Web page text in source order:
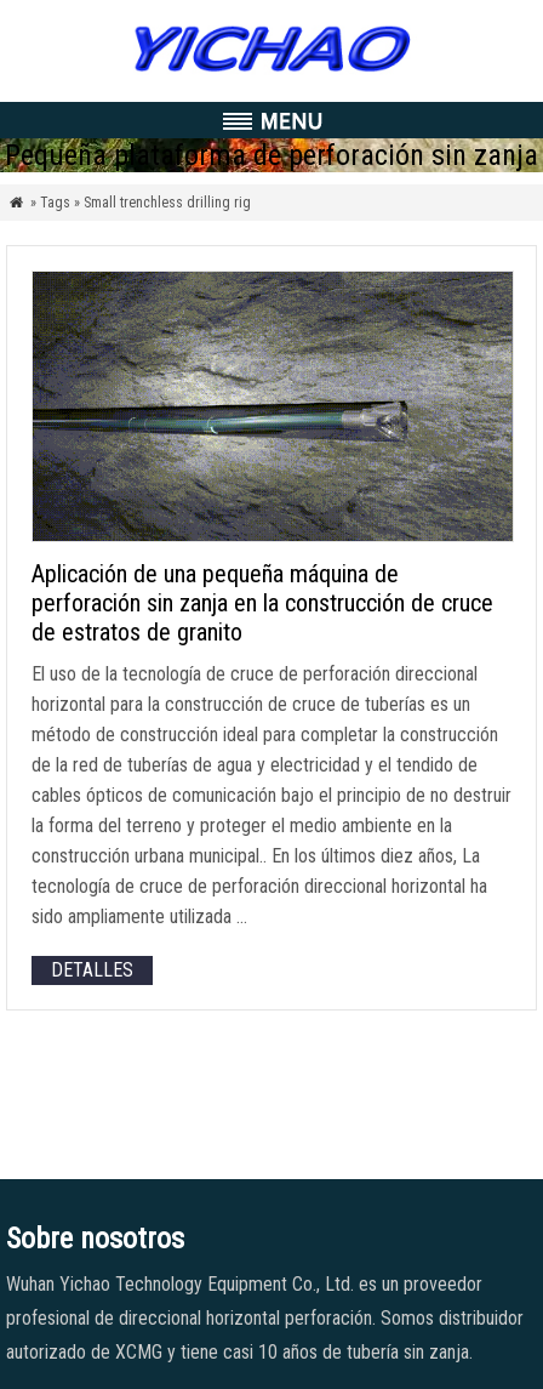
Pequeña plataforma de perforación sin zanja
 » Tags » Small trenchless drilling rig
Aplicación de una pequeña máquina de
perforación sin zanja en la construcción de cruce
de estratos de granito
El uso de la tecnología de cruce de perforación direccional
horizontal para la construcción de cruce de tuberías es un
método de construcción ideal para completar la construcción
de la red de tuberías de agua y electricidad y el tendido de
cables ópticos de comunicación bajo el principio de no destruir
la forma del terreno y proteger el medio ambiente en la
construcción urbana municipal.. En los últimos diez años, La
tecnología de cruce de perforación direccional horizontal ha
sido ampliamente utilizada …
DETALLES
Sobre nosotros
Wuhan Yichao Technology Equipment Co., Ltd. es un proveedor
profesional de direccional horizontal perforación. Somos distribuidor
autorizado de XCMG y tiene casi 10 años de tubería sin zanja.